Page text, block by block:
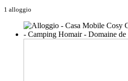
1 alloggio